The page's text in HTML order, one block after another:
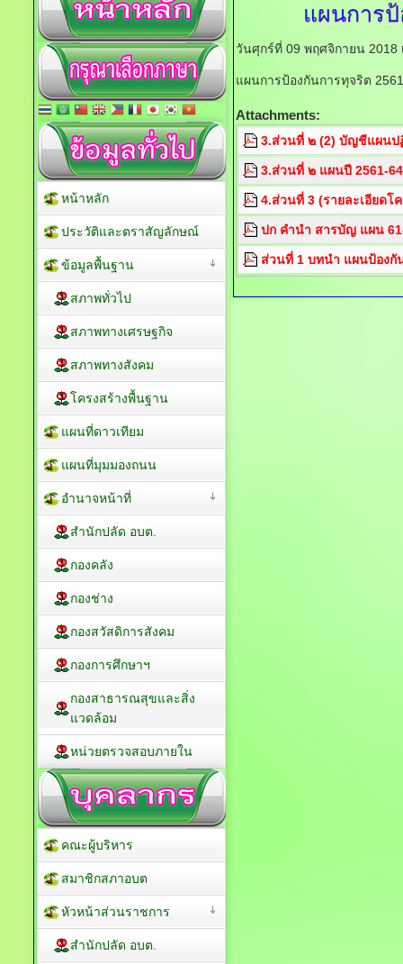
แผนการ
วันศุกร์ที่ 09 พฤศจิกายน 2018
แผนการป้องกันการทุจริต
Attachments:
3.ส่วนที่ ๒ (2) บัญชีแผนป
3.ส่วนที่ ๒ แผนปี 2561-
4.ส่วนที่ 3 (รายละเอียดโ
ปก คำนำ สารบัญ แผน
ส่วนที่ 1 บทนำ แผนป้องกั
หน้าหลัก
ประวัติและตราสัญลักษณ์
ข้อมูลพื้นฐาน
สภาพทั่วไป
สภาพทางเศรษฐกิจ
สภาพทางสังคม
โครงสร้างพื้นฐาน
แผนที่ดาวเทียม
แผนที่มุมมองถนน
อำนาจหน้าที่
สำนักปลัด อบต.
กองคลัง
กองช่าง
กองสวัสดิการสังคม
กองการศึกษาฯ
กองสาธารณสุขและสิ่ง
แวดล้อม
หน่วยตรวจสอบภายใน
คณะผู้บริหาร
สมาชิกสภาอบต
หัวหน้าส่วนราชการ
สำนักปลัด อบต.